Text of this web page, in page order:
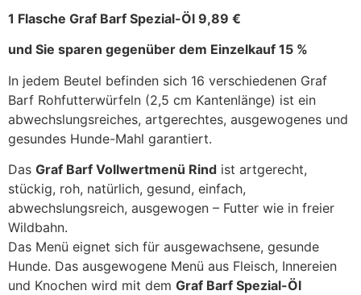
1 Flasche Graf Barf Spezial-Öl 9,89 €
und Sie sparen gegenüber dem Einzelkauf 15 %
In jedem Beutel befinden sich 16 verschiedenen Graf
Barf Rohfutterwürfeln (2,5 cm Kantenlänge) ist ein
abwechslungsreiches, artgerechtes, ausgewogenes und
gesundes Hunde-Mahl garantiert.
Das Graf Barf Vollwertmenü Rind ist artgerecht,
stückig, roh, natürlich, gesund, einfach,
abwechslungsreich, ausgewogen – Futter wie in freier
Wildbahn.
Das Menü eignet sich für ausgewachsene, gesunde
Hunde. Das ausgewogene Menü aus Fleisch, Innereien
und Knochen wird mit dem Graf Barf Spezial-Öl